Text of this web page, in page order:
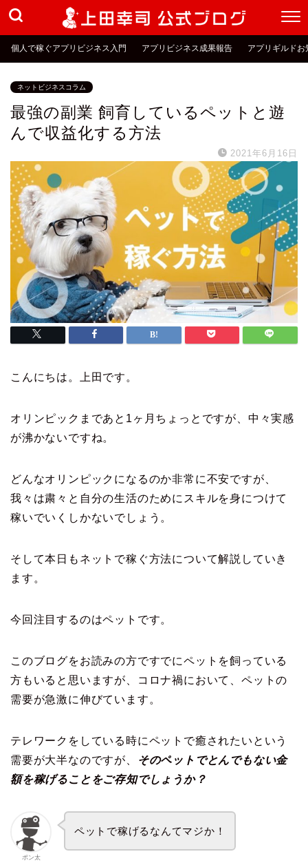
個人で稼ぐアプリビジネス入門 アプリビジネス成果報告 アプリギルドお
ネットビジネスコラム
最強の副業 飼育しているペットと遊
んで収益化する方法
2021年6月16日
こんにちは。上田です。
オリンピックまであと1ヶ月ちょっとですが、中々実感
が沸かないですね。
どんなオリンピックになるのか非常に不安ですが、
我々は粛々と自分の生活のためにスキルを身につけて
稼いでいくしかないでしょう。
そして本日もネットで稼ぐ方法について解説していき
ます。
今回注目するのはペットです。
このブログをお読みの方ですでにペットを飼っている
方もいると思いますが、コロナ禍において、ペットの
需要が急激に伸びています。
テレワークをしている時にペットで癒されたいという
需要が大半なのですが、
そのペットでとんでもない金
額を稼げることをご存知でしょうか？
ポン太
ペットで稼げるなんてマジか！